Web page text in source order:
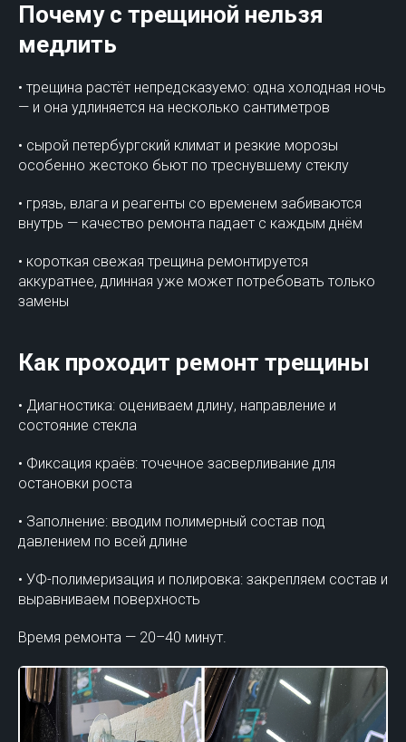
Почему с трещиной нельзя
медлить
• трещина растёт непредсказуемо: одна холодная ночь
— и она удлиняется на несколько сантиметров
• сырой петербургский климат и резкие морозы
особенно жестоко бьют по треснувшему стеклу
• грязь, влага и реагенты со временем забиваются
внутрь — качество ремонта падает с каждым днём
• короткая свежая трещина ремонтируется
аккуратнее, длинная уже может потребовать только
замены
Как проходит ремонт трещины
• Диагностика: оцениваем длину, направление и
состояние стекла
• Фиксация краёв: точечное засверливание для
остановки роста
• Заполнение: вводим полимерный состав под
давлением по всей длине
• УФ-полимеризация и полировка: закрепляем состав и
выравниваем поверхность
Время ремонта — 20–40 минут.